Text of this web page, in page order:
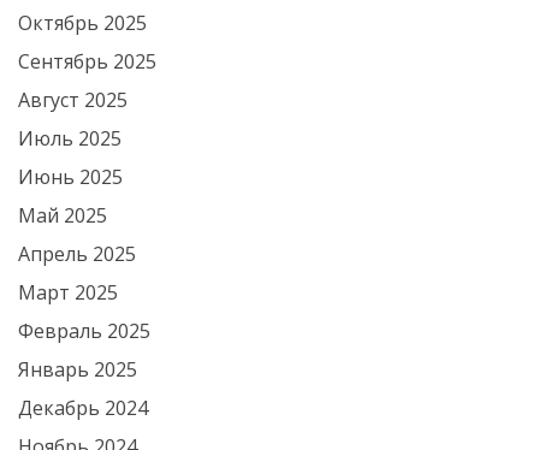
Октябрь 2025
Сентябрь 2025
Август 2025
Июль 2025
Июнь 2025
Май 2025
Апрель 2025
Март 2025
Февраль 2025
Январь 2025
Декабрь 2024